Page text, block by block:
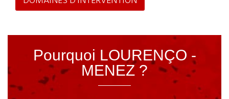
Pourquoi LOURENÇO -
MENEZ ?